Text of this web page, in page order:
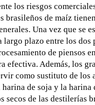
los riesgos
brasileños de maíz
Una vez que se
largo plazo entre los dos
de piensos
efectiva. Además, los
como sustituto de los
de soja y la harina
secos de las destilerías